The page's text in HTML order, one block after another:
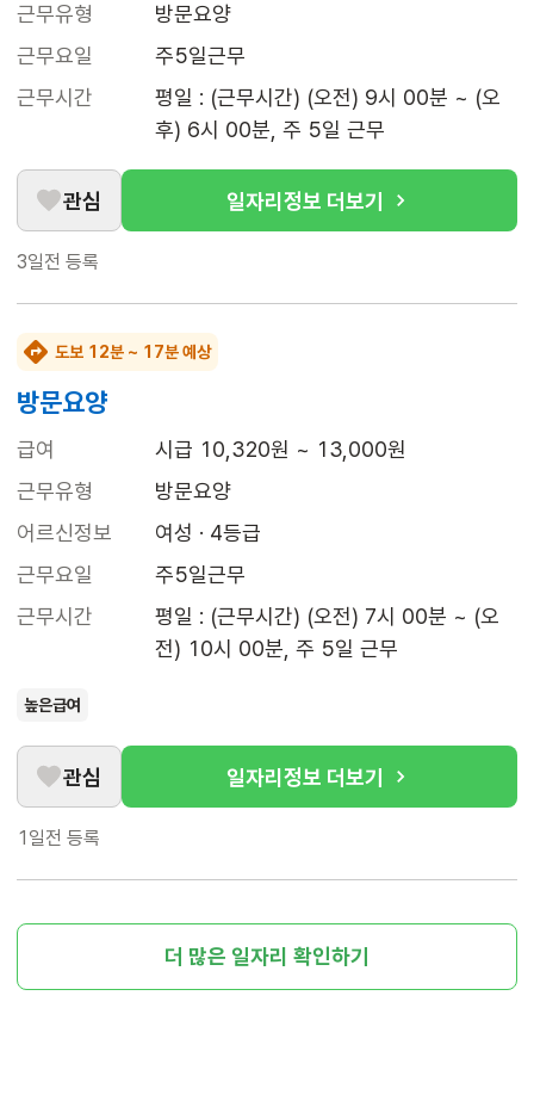
근무유형
방문요양
근무요일
주5일근무
근무시간
평일 : (근무시간) (오전) 9시 00분 ~ (오
후) 6시 00분, 주 5일 근무
관심 일자리정보 더보기
3일전 등록
도보 12분 ~ 17분 예상
방문요양
급여
시급 10,320원 ~ 13,000원
근무유형
방문요양
어르신정보
여성 · 4등급
근무요일
주5일근무
근무시간
평일 : (근무시간) (오전) 7시 00분 ~ (오
전) 10시 00분, 주 5일 근무
높은급여
관심 일자리정보 더보기
1일전 등록
더 많은 일자리 확인하기